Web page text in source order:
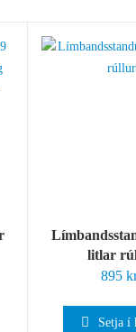
litlar
895
Setja í